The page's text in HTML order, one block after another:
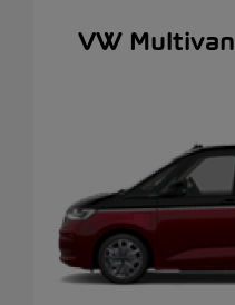
VW Multivan